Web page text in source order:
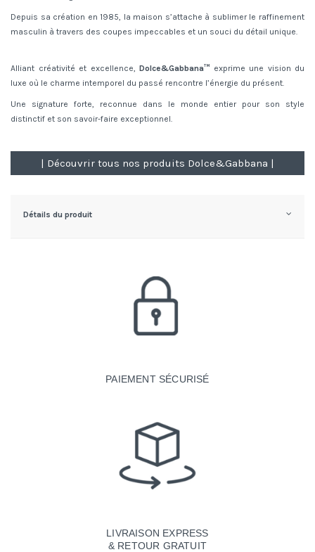
Depuis sa création en 1985, la maison s’attache à sublimer le raffinement
masculin à travers des coupes impeccables et un souci du détail unique.
Alliant créativité et excellence, Dolce&Gabbana™ exprime une vision du
luxe où le charme intemporel du passé rencontre l’énergie du présent.
Une signature forte, reconnue dans le monde entier pour son style
distinctif et son savoir-faire exceptionnel.
| Découvrir tous nos produits Dolce&Gabbana |
Détails du produit
PAIEMENT SÉCURISÉ
LIVRAISON EXPRESS
& RETOUR GRATUIT